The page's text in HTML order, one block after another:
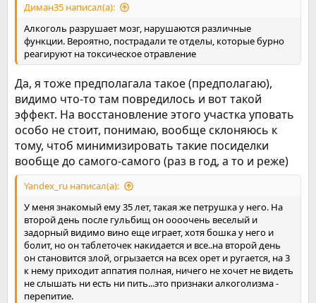
Диман35 написал(а):
Алкоголь разрушает мозг, нарушаются различные
функции. Вероятно, пострадали те отделы, которые бурно
реагируют на токсическое отравление
Да, я тоже предполагала такое (предполагаю),
видимо что-то там повредилось и вот такой
эффект. На восстановление этого участка уповать
особо не стоит, понимаю, вообще склоняюсь к
тому, чтоб минимизировать такие посиделки
вообще до самого-самого (раз в год, а то и реже)
Yandex_ru написал(а):
У меня знакомый ему 35 лет, такая же петрушка у него. На
второй день после гульбищ он оооочень веселый и
задорный видимо вино еще играет, хотя бошка у него и
болит, но он таблеточек накидается и все..на второй день
он становится злой, огрызается на всех орет и ругается, на 3
к нему приходит аппатия полная, ничего не хочет не видеть
не слышать ни есть ни пить...это признаки алкоголизма -
перепитие.